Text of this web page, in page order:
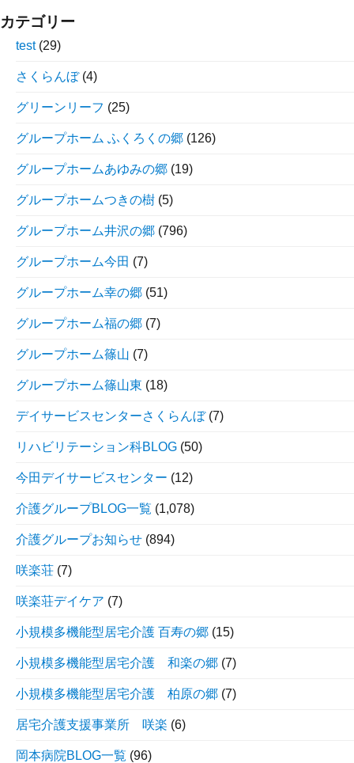
カテゴリー
test(29)
さくらんぼ(4)
グリーンリーフ (25)
グループホーム ふくろくの郷 (126)
グループホームあゆみの郷 (19)
グループホームつきの樹 (5)
グループホーム井沢の郷 (796)
グループホーム今田 (7)
グループホーム幸の郷 (51)
グループホーム福の郷 (7)
グループホーム篠山 (7)
グループホーム篠山東 (18)
デイサービスセンターさくらんぼ(7)
リハビリテーション科BLOG (50)
今田デイサービスセンター (12)
介護グループBLOG一覧 (1,078)
介護グループお知らせ (894)
咲楽荘 (7)
咲楽荘デイケア (7)
小規模多機能型居宅介護 百寿の郷 (15)
小規模多機能型居宅介護 和楽の郷 (7)
小規模多機能型居宅介護 柏原の郷 (7)
居宅介護支援事業所 咲楽 (6)
岡本病院BLOG一覧 (96)